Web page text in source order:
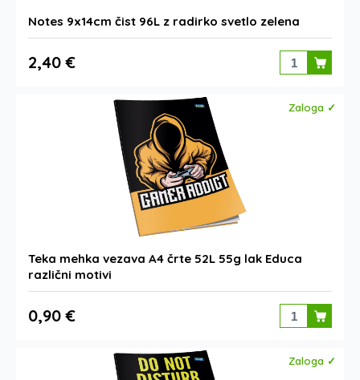
Notes 9x14cm čist 96L z radirko svetlo zelena
2,40 €
Zaloga ✓
Teka mehka vezava A4 črte 52L 55g lak Educa
različni motivi
0,90 €
Zaloga ✓